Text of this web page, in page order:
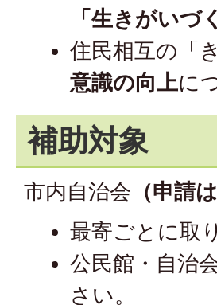
「生きがいづ
住民相互の「
意識の向上に
補助対象
市内自治会 （申請
最寄ごとに取
公民館・自治
さい。